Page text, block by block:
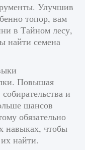
Улучшив
топор, вам
в Тайном лесу,
найти семена
Повышая
и
шансов
обязательно
навыках, чтобы
найти.